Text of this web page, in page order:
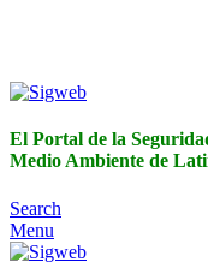
El Portal de la
Medio Ambiente de
Search
Menu